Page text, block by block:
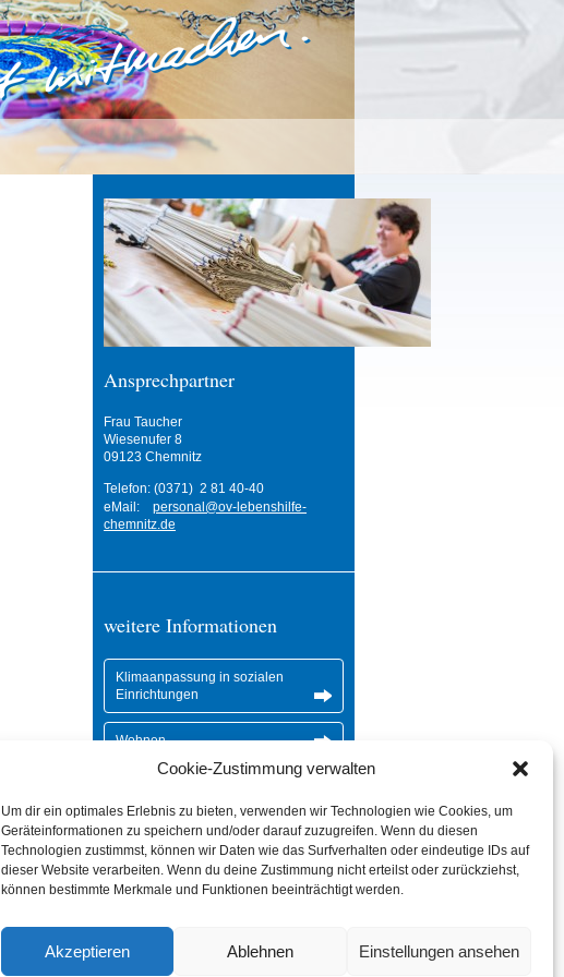
Cookie-Zustimmung verwalten
Um dir ein optimales Erlebnis zu bieten, verwenden wir Technologien wie Cookies, um
Geräteinformationen zu speichern und/oder darauf zuzugreifen. Wenn du diesen
Technologien zustimmst, können wir Daten wie das Surfverhalten oder eindeutige IDs auf
dieser Website verarbeiten. Wenn du deine Zustimmung nicht erteilst oder zurückziehst,
können bestimmte Merkmale und Funktionen beeinträchtigt werden.
Akzeptieren Ablehnen Einstellungen ansehen
Ansprechpartner
Frau Taucher
Wiesenufer 8
09123 Chemnitz
Telefon: (0371) 2 81 40-40
eMail: personal@ov-lebenshilfe-
chemnitz.de
weitere Informationen
Klimaanpassung in sozialen
Einrichtungen
Wohnen